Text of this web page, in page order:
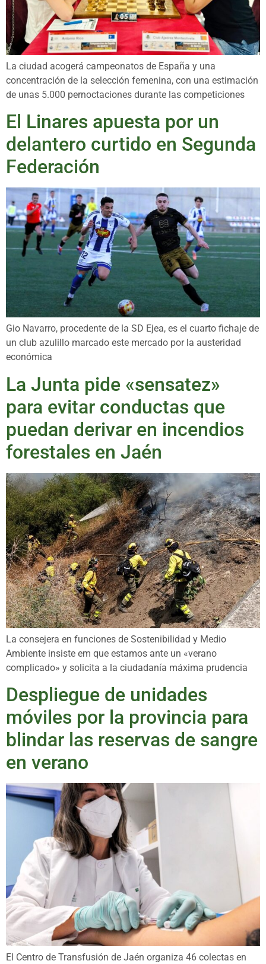
La ciudad acogerá campeonatos de España y una
concentración de la selección femenina, con una estimación
de unas 5.000 pernoctaciones durante las competiciones
El Linares apuesta por un
delantero curtido en Segunda
Federación
Gio Navarro, procedente de la SD Ejea, es el cuarto fichaje de
un club azulillo marcado este mercado por la austeridad
económica
La Junta pide «sensatez»
para evitar conductas que
puedan derivar en incendios
forestales en Jaén
La consejera en funciones de Sostenibilidad y Medio
Ambiente insiste em que estamos ante un «verano
complicado» y solicita a la ciudadanía máxima prudencia
Despliegue de unidades
móviles por la provincia para
blindar las reservas de sangre
en verano
El Centro de Transfusión de Jaén organiza 46 colectas en